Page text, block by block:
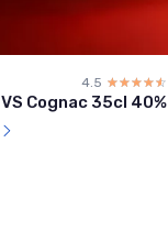
4.5 ☆☆☆☆☆
★★★★★
Cognac 35cl 40%